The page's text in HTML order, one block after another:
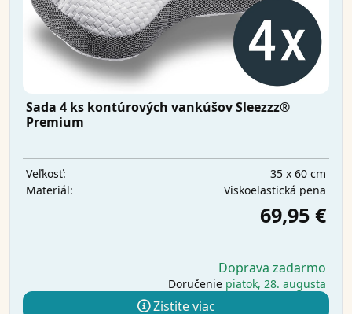
Sada 4 ks kontúrových vankúšov Sleezzz®
Premium
Veľkosť:
35 x 60 cm
Materiál:
Viskoelastická pena
69,95 €
Doprava zadarmo
Doručenie piatok, 28. augusta
Zistite viac